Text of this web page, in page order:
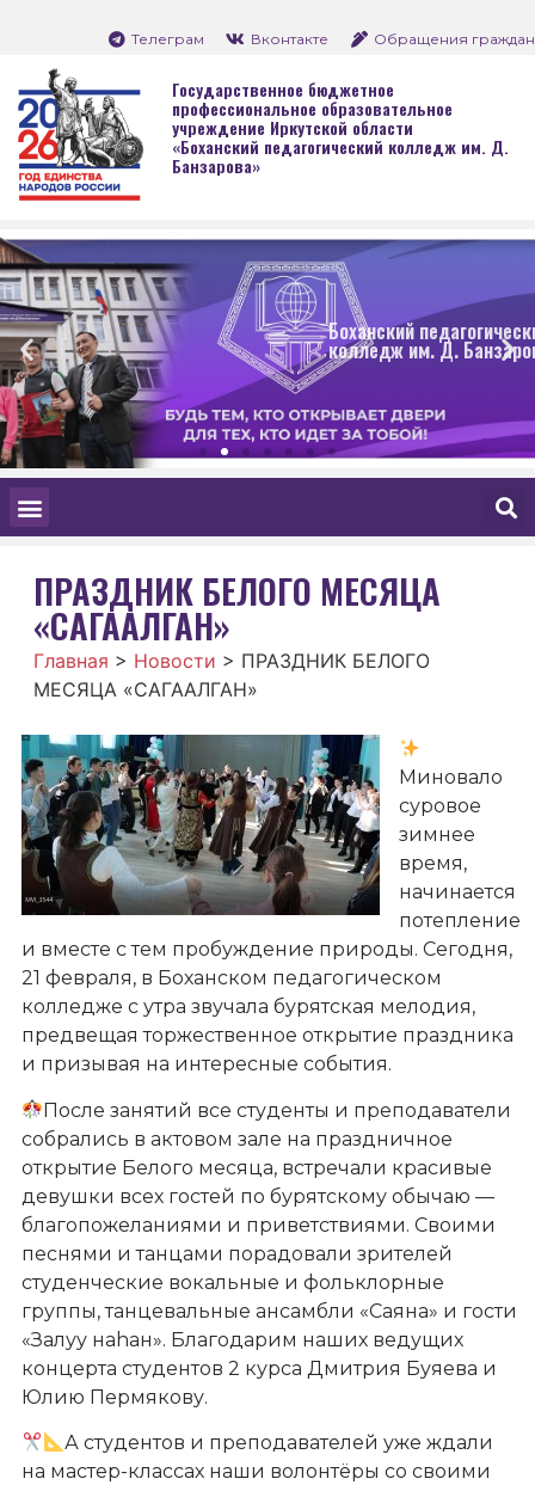
Телеграм Вконтакте Обращения граждан
Государственное бюджетное
профессиональное образовательное
учреждение Иркутской области
«Боханский педагогический колледж им. Д.
Банзарова»
Боханский педагогический
колледж им. Д. Банзарова
ПРАЗДНИК БЕЛОГО МЕСЯЦА
«САГААЛГАН»
Главная > Новости > ПРАЗДНИК БЕЛОГО
МЕСЯЦА «САГААЛГАН»
Миновало
суровое
зимнее
время,
начинается
потепление
и вместе с тем пробуждение природы. Сегодня,
21 февраля, в Боханском педагогическом
колледже с утра звучала бурятская мелодия,
предвещая торжественное открытие праздника
и призывая на интересные события.
После занятий все студенты и преподаватели
собрались в актовом зале на праздничное
открытие Белого месяца, встречали красивые
девушки всех гостей по бурятскому обычаю —
благопожеланиями и приветствиями. Своими
песнями и танцами порадовали зрителей
студенческие вокальные и фольклорные
группы, танцевальные ансамбли «Саяна» и гости
«Залуу наhан». Благодарим наших ведущих
концерта студентов 2 курса Дмитрия Буяева и
Юлию Пермякову.
А студентов и преподавателей уже ждали
на мастер-классах наши волонтёры со своими